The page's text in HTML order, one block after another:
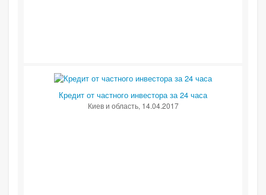
Кредит от частного инвестора за 24 часа
Киев и область, 14.04.2017